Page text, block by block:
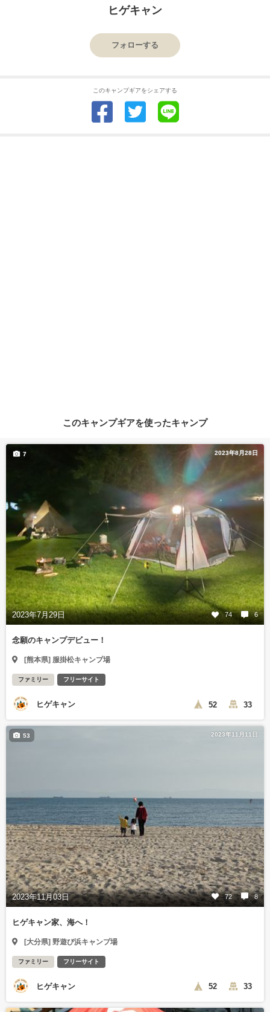
ヒゲキャン
フォローする
このキャンプギアをシェアする
このキャンプギアを使ったキャンプ
2023年8月28日
2023年7月29日 74 6
7
念願のキャンプデビュー！
[熊本県] 服掛松キャンプ場
ファミリー フリーサイト
ヒゲキャン 52 33
2023年11月11日
2023年11月03日 72 8
53
ヒゲキャン家、海へ！
[大分県] 野遊び浜キャンプ場
ファミリー フリーサイト
ヒゲキャン 52 33